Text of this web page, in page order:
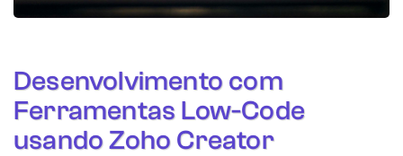
Desenvolvimento com
Ferramentas Low-Code
usando Zoho Creator